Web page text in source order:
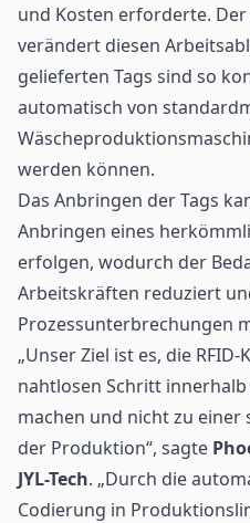
und Kosten erforderte. Der
verändert diesen
gelieferten Tags sind so
automatisch von
werden können.
Das Anbringen der Tags
Anbringen eines
erfolgen, wodurch der
Arbeitskräften reduziert
Prozessunterbrechungen
„Unser Ziel ist es, die
nahtlosen Schritt
machen und nicht zu einer
der Produktion“, sagte
JYL-Tech. „Durch die
Codierung in